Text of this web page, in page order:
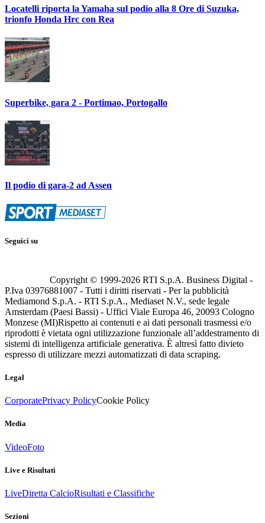
Locatelli riporta la Yamaha sul podio alla 8 Ore di Suzuka,
trionfo Honda Hrc con Rea
Superbike, gara 2 - Portimao, Portogallo
Il podio di gara-2 ad Assen
Seguici su
Copyright © 1999-2026 RTI S.p.A. Business Digital -
P.Iva 03976881007 - Tutti i diritti riservati - Per la pubblicità
Mediamond S.p.A. - RTI S.p.A., Mediaset N.V., sede legale
Amsterdam (Paesi Bassi) - Uffici Viale Europa 46, 20093 Cologno
Monzese (MI)Rispetto ai contenuti e ai dati personali trasmessi e/o
riprodotti è vietata ogni utilizzazione funzionale all’addestramento di
sistemi di intelligenza artificiale generativa. È altresì fatto divieto
espresso di utilizzare mezzi automatizzati di data scraping.
Legal
CorporatePrivacy PolicyCookie Policy
Media
VideoFoto
Live e Risultati
LiveDiretta CalcioRisultati e Classifiche
Sezioni